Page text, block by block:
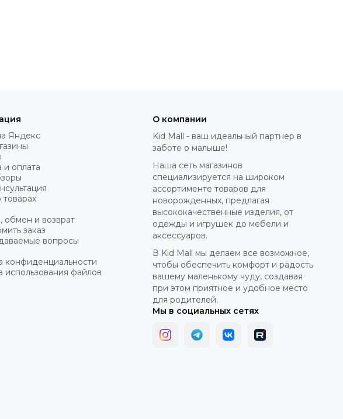
Яндекс
и оплата
обмен и возврат
заказ
вопросы
конфиденциальности
использования файлов
О компании
Kid Mall - ваш идеальный партнер в
заботе о малыше!
Наша сеть магазинов
специализируется на широком
ассортименте товаров для
новорожденных, предлагая
высококачественные изделия, от
одежды и игрушек до мебели и
аксессуаров.
В Kid Mall мы делаем все возможное,
чтобы обеспечить комфорт и радость
вашему маленькому чуду, создавая
при этом приятное и удобное место
для родителей.
Мы в социальных сетях